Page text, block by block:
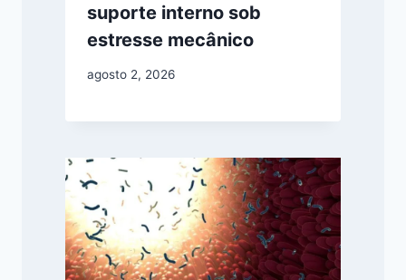
suporte interno sob
estresse mecânico
agosto 2, 2026